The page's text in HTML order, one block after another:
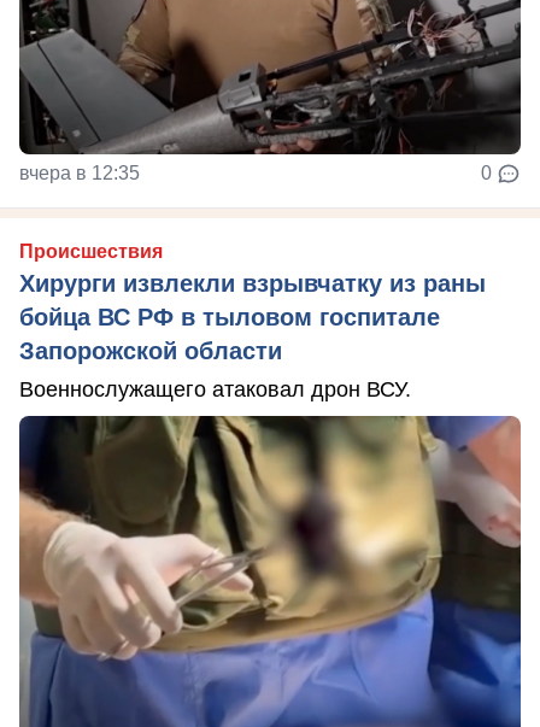
вчера в 12:35 0
Происшествия
Хирурги извлекли взрывчатку из раны
бойца ВС РФ в тыловом госпитале
Запорожской области
Военнослужащего атаковал дрон ВСУ.